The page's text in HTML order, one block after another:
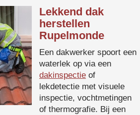
Lekkend dak
herstellen
Rupelmonde
Een dakwerker spoort een
waterlek op via een
dakinspectie of
lekdetectie met visuele
inspectie, vochtmetingen
of thermografie. Bij een